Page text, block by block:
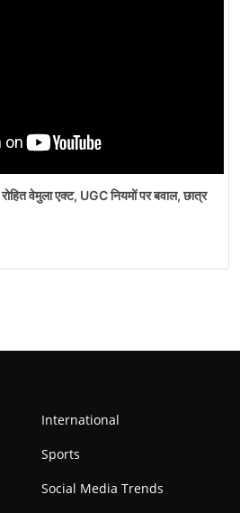
वेमुला एक्ट, UGC नियमों पर बवाल, छात्र
International
Sports
Social Media Trends